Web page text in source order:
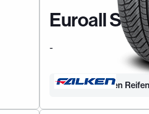
Euroall
-
Finden Sie Ihren Reifen